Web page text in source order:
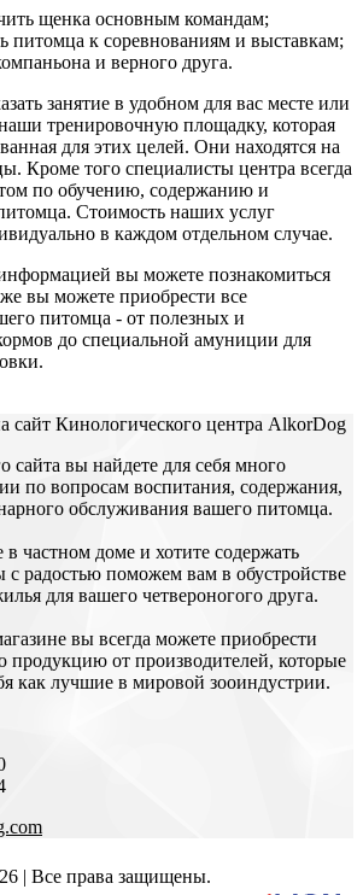
щенка основным командам;
питомца к соревнованиям и выставкам;
и верного друга.
занятие в удобном для вас месте или
тренировочную площадку, которая
для этих целей. Они находятся на
Кроме того специалисты центра всегда
по обучению, содержанию и
Стоимость наших услуг
в каждом отдельном случае.
вы можете познакомиться
вы можете приобрести все
питомца - от полезных и
до специальной амуниции для
сайт Кинологического центра АlkorDog
сайта вы найдете для себя много
по вопросам воспитания, содержания,
обслуживания вашего питомца.
частном доме и хотите содержать
с радостью поможем вам в обустройстве
для вашего четвероногого друга.
вы всегда можете приобрести
продукцию от производителей, которые
как лучшие в мировой зооиндустрии.
| Все права защищены.